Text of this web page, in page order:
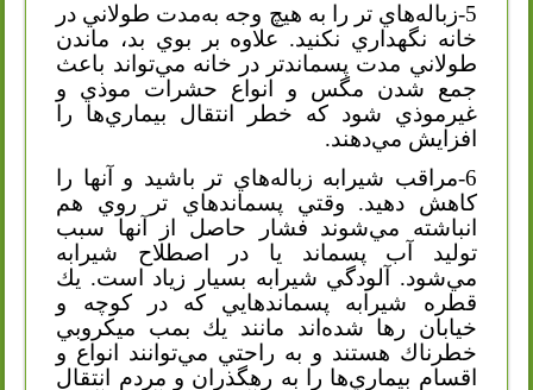
5-زباله‌هاي‌ تر را به هيچ ‌وجه به‌مدت طولاني در
خانه نگهداري نكنيد. علاوه بر بوي بد، ماندن
طولاني مدت پسماند‌تر در خانه مي‌تواند باعث
جمع شدن مگس و انواع حشرات موذي و
غيرموذي شود كه خطر انتقال بيماري‌ها را
افزايش مي‌دهند.
6-مراقب شيرابه زباله‌هاي ‌تر باشيد و آنها را
كاهش دهيد. وقتي پسماند‌هاي ‌تر روي هم
انباشته مي‌شوند فشار حاصل از آنها سبب
توليد آب پسماند يا در اصطلاح شيرابه
مي‌شود. آلودگي شيرابه بسيار زياد است. يك
قطره شيرابه پسماندهايي كه در كوچه و
خيابان‌‌ رها شده‌اند مانند يك بمب ميكروبي
خطرناك هستند و به راحتي مي‌توانند انواع و
اقسام بيماري‌ها را به رهگذران و مردم انتقال